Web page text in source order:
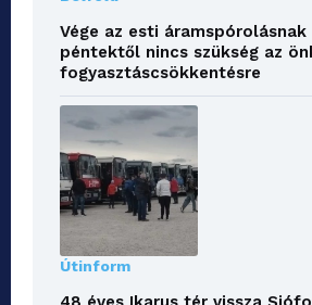
Vége az esti áramspórolásnak
péntektől nincs szükség az
fogyasztáscsökkentésre
Útinform